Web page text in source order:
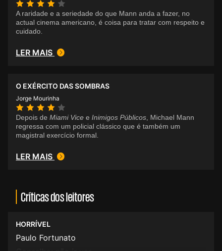
A raridade e a seriedade do que Mann anda a fazer, no
actual cinema americano, é coisa para tratar com respeito e
cuidado.
LER MAIS
O EXÉRCITO DAS SOMBRAS
Jorge Mourinha
Depois de Miami Vice e Inimigos Públicos, Michael Mann
regressa com um policial clássico que é também um
magistral exercício formal.
LER MAIS
Críticas dos leitores
HORRÍVEL
Paulo Fortunato